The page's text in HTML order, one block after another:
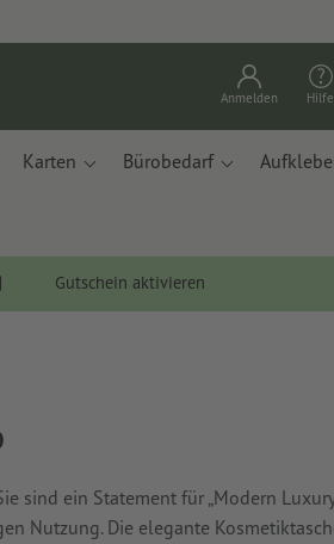
Anmelden Hilfe
Karten Bürobedarf
Gutschein aktivieren
sind ein Statement für „Modern
Nutzung. Die elegante